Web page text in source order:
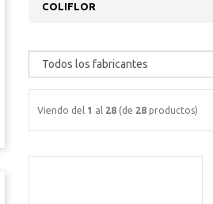
COLIFLOR
Viendo del 1 al 28 (de 28 productos)